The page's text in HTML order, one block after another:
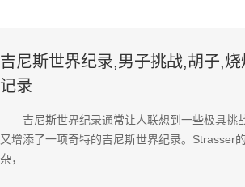
吉尼斯世界纪录,男子挑战,胡子,
记录
吉尼斯世界纪录通常让人联想到一些极具挑
又增添了一项奇特的吉尼斯世界纪录。Strasser
杂，